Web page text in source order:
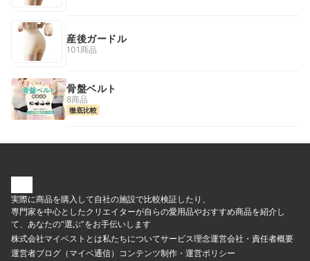
産後ガードル
101商品
骨盤ベルト
8商品
徹底比較
実際に商品を購入して自社の施設で比較検証したり、
専門家を中心としたクリエイターが自らの愛用品やおすすめ商品を紹介し
て、あなたの“選ぶ”をお手伝いします
株式会社マイベストとは私たちについてサービス理念運営会社・責任者概要
運営者ブログ（マイベ通信） コンテンツ制作・運営ポリシー